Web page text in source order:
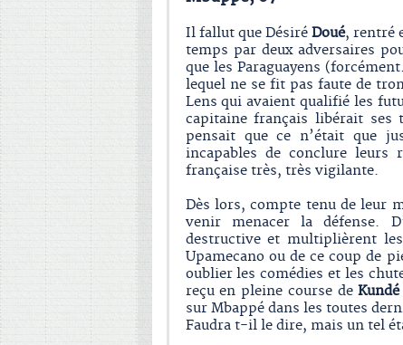
Il fallut que Désiré Doué, rentré
temps par deux adversaires
que les Paraguayens
lequel ne se fit pas faute de
Lens qui avaient qualifié les
capitaine français libérait ses
pensait que ce n’était que
incapables de conclure leurs
française très, très vigilante.
Dès lors, compte tenu de leur
venir menacer la défense.
destructive et multiplièrent
Upamecano ou de ce coup de
oublier les comédies et les
reçu en pleine course deKundé
sur Mbappé dans les toutes
Faudra t-il le dire, mais un tel